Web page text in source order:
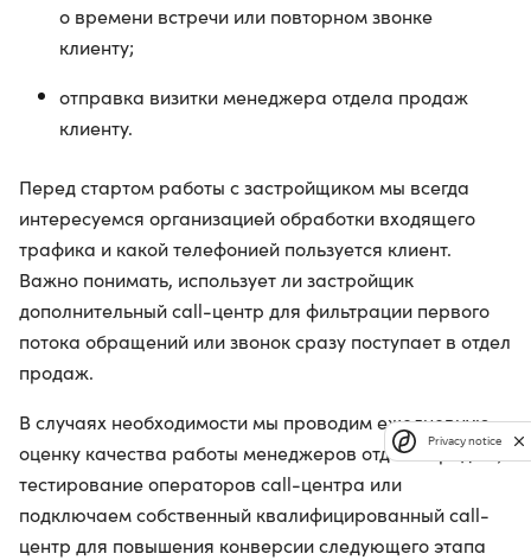
о времени встречи или повторном звонке
клиенту;
отправка визитки менеджера отдела продаж
клиенту.
Перед стартом работы с застройщиком мы всегда
интересуемся организацией обработки входящего
трафика и какой телефонией пользуется клиент.
Важно понимать, использует ли застройщик
дополнительный call-центр для фильтрации первого
потока обращений или звонок сразу поступает в отдел
продаж.
В случаях необходимости мы проводим ежедневную
оценку качества работы менеджеров отдела продаж,
тестирование операторов call-центра или
подключаем собственный квалифицированный call-
центр для повышения конверсии следующего этапа
Privacy notice